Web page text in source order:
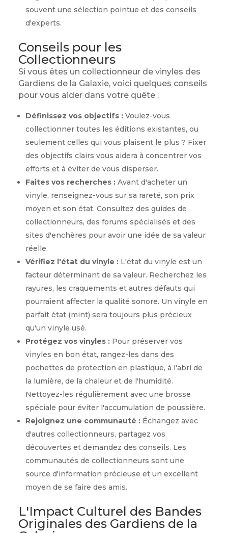
souvent une sélection pointue et des conseils
d'experts.
Conseils pour les
Collectionneurs
Si vous êtes un collectionneur de vinyles des
Gardiens de la Galaxie, voici quelques conseils
pour vous aider dans votre quête :
Définissez vos objectifs :Voulez-vous
collectionner toutes les éditions existantes, ou
seulement celles qui vous plaisent le plus ? Fixer
des objectifs clairs vous aidera à concentrer vos
efforts et à éviter de vous disperser.
Faites vos recherches :Avant d'acheter un
vinyle, renseignez-vous sur sa rareté, son prix
moyen et son état. Consultez des guides de
collectionneurs, des forums spécialisés et des
sites d'enchères pour avoir une idée de sa valeur
réelle.
Vérifiez l'état du vinyle :L'état du vinyle est un
facteur déterminant de sa valeur. Recherchez les
rayures, les craquements et autres défauts qui
pourraient affecter la qualité sonore. Un vinyle en
parfait état (mint) sera toujours plus précieux
qu'un vinyle usé.
Protégez vos vinyles :Pour préserver vos
vinyles en bon état, rangez-les dans des
pochettes de protection en plastique, à l'abri de
la lumière, de la chaleur et de l'humidité.
Nettoyez-les régulièrement avec une brosse
spéciale pour éviter l'accumulation de poussière.
Rejoignez une communauté :Échangez avec
d'autres collectionneurs, partagez vos
découvertes et demandez des conseils. Les
communautés de collectionneurs sont une
source d'information précieuse et un excellent
moyen de se faire des amis.
L'Impact Culturel des Bandes
Originales des Gardiens de la